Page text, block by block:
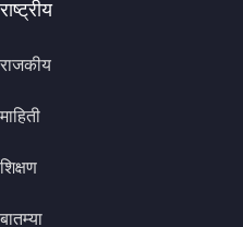
राष्ट्रीय
राजकीय
माहिती
शिक्षण
बातम्या